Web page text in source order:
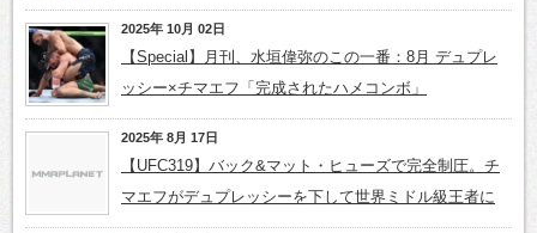
2025年 10月 02日
【Special】月刊、水垣偉弥のこの一番：8月 デュプレ
ッシー×チマエフ「完成されたハメコンボ」
2025年 8月 17日
【UFC319】バック&マット・ヒューズで完全制圧。チ
マエフがデュプレッシーを下して世界ミドル級王者に